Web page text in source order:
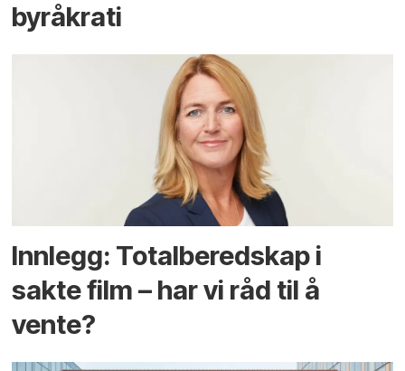
byråkrati
Innlegg: Totalberedskap i
sakte film – har vi råd til å
vente?